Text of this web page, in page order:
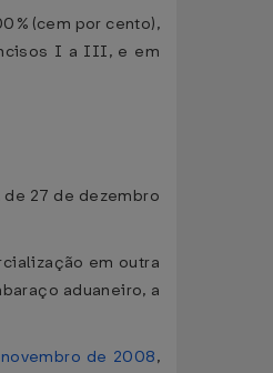
(cem por cento),
I a III, e em
27 de dezembro
em outra
aduaneiro, a
de 2008,